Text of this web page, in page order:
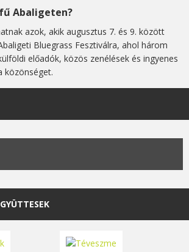
Abaligeten?
azok, akik augusztus 7. és 9. között
Bluegrass Fesztiválra, ahol három
előadók, közös zenélések és ingyenes
közönséget.